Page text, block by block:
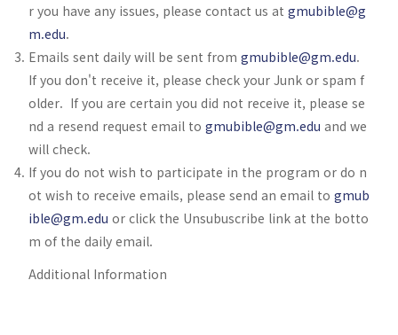
r you have any issues, please contact us at gmubible@g
m.edu.
Emails sent daily will be sent from gmubible@gm.edu.
If you don't receive it, please check your Junk or spam f
older. If you are certain you did not receive it, please se
nd a resend request email to gmubible@gm.edu and we
will check.
If you do not wish to participate in the program or do n
ot wish to receive emails, please send an email to gmub
ible@gm.edu or click the Unsubuscribe link at the botto
m of the daily email.
Additional Information